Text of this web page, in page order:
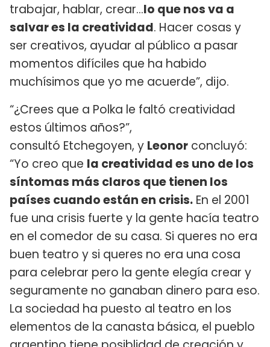
trabajar, hablar, crear...lo que nos va a
salvar es la creatividad. Hacer cosas y
ser creativos, ayudar al público a pasar
momentos difíciles que ha habido
muchísimos que yo me acuerde”, dijo.
“¿Crees que a Polka le faltó creatividad
estos últimos años?”,
consultó Etchegoyen, y Leonor concluyó:
“Yo creo que la creatividad es uno de los
síntomas más claros que tienen los
países cuando están en crisis. En el 2001
fue una crisis fuerte y la gente hacía teatro
en el comedor de su casa. Si queres no era
buen teatro y si queres no era una cosa
para celebrar pero la gente elegía crear y
seguramente no ganaban dinero para eso.
La sociedad ha puesto al teatro en los
elementos de la canasta básica, el pueblo